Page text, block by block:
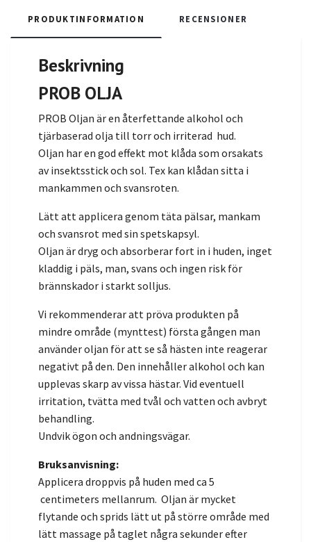
PRODUKTINFORMATION RECENSIONER
Beskrivning
PROB OLJA
PROB Oljan är en återfettande alkohol och
tjärbaserad olja till torr och irriterad hud.
Oljan har en god effekt mot klåda som orsakats
av insektsstick och sol. Tex kan klådan sitta i
mankammen och svansroten.
Lätt att applicera genom täta pälsar, mankam
och svansrot med sin spetskapsyl.
Oljan är dryg och absorberar fort in i huden, inget
kladdig i päls, man, svans och ingen risk för
brännskador i starkt solljus.
Vi rekommenderar att pröva produkten på
mindre område (mynttest) första gången man
använder oljan för att se så hästen inte reagerar
negativt på den. Den innehåller alkohol och kan
upplevas skarp av vissa hästar. Vid eventuell
irritation, tvätta med tvål och vatten och avbryt
behandling.
Undvik ögon och andningsvägar.
Bruksanvisning:
Applicera droppvis på huden med ca 5
centimeters mellanrum. Oljan är mycket
flytande och sprids lätt ut på större område med
lätt massage på taglet några sekunder efter